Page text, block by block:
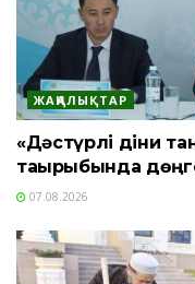
ЖАҢАЛЫҚТАР
«Дәстүрлі діни
тақырыбында
07.08.2026